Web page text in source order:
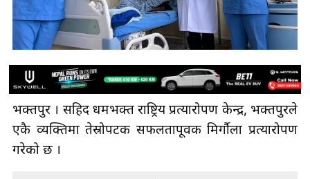
भक्तपुर । सहिद धर्मभक्त राष्ट्रिय प्रत्यारोपण केन्द्र, भक्तपुरले
एकै व्यक्तिमा तेस्रोपटक सफलतापूर्वक मिर्गौला प्रत्यारोपण
गरेको छ ।